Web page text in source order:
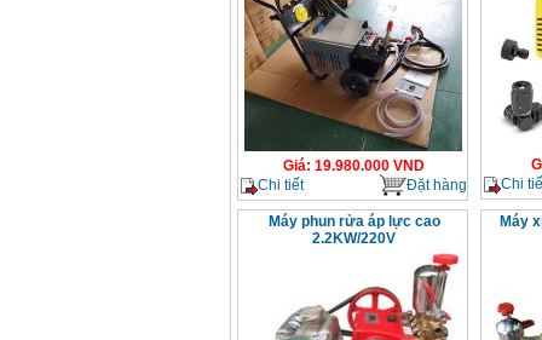
Giá: 19.980.000 VND
Chi tiết
Đặt hàng
Chi
Máy phun rửa áp lực cao
2.2KW/220V
Máy